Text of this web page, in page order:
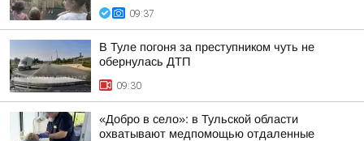
09:37
В Туле погоня за преступником чуть не
обернулась ДТП
09:30
«Добро в село»: в Тульской области
охватывают медпомощью отдаленные